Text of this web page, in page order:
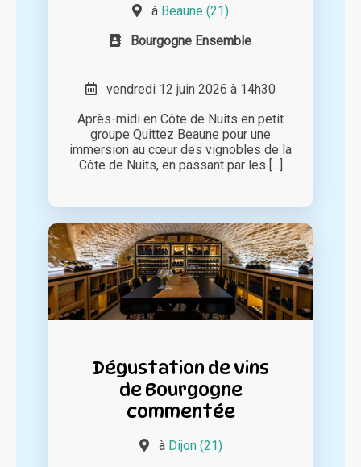
à Beaune (21)
Bourgogne Ensemble
vendredi 12 juin 2026 à 14h30
Après-midi en Côte de Nuits en petit
groupe Quittez Beaune pour une
immersion au cœur des vignobles de la
Côte de Nuits, en passant par les [...]
Dégustation de vins
de Bourgogne
commentée
à Dijon (21)